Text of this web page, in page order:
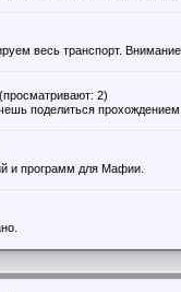
весь транспорт.
(просматривают: 2)
поделиться прохождением
и программ для Мафии.